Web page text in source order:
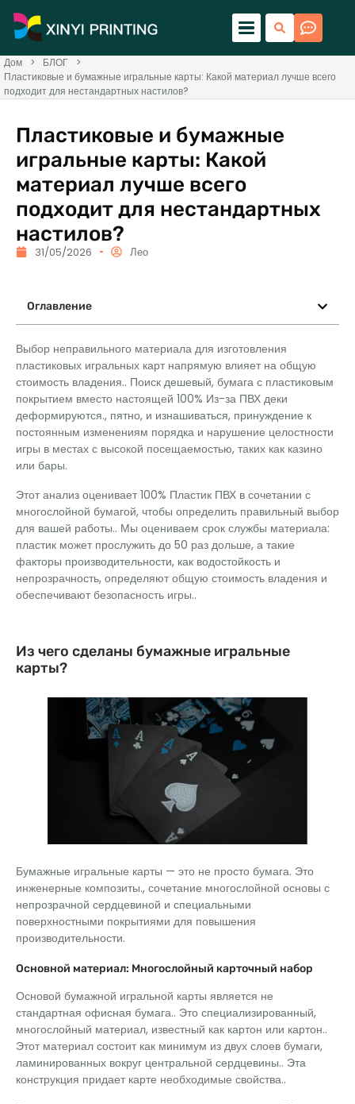
Дом > БЛОГ
>
Пластиковые и бумажные игральные карты: Какой материал лучше всего
подходит для нестандартных настилов?
Пластиковые и бумажные
игральные карты: Какой
материал лучше всего
подходит для нестандартных
настилов?
31/05/2026 Лео
Оглавление
Выбор неправильного материала для изготовления
пластиковых игральных карт напрямую влияет на общую
стоимость владения.. Поиск дешевый, бумага с пластиковым
покрытием вместо настоящей 100% Из-за ПВХ деки
деформируются., пятно, и изнашиваться, принуждение к
постоянным изменениям порядка и нарушение целостности
игры в местах с высокой посещаемостью, таких как казино
или бары.
Этот анализ оценивает 100% Пластик ПВХ в сочетании с
многослойной бумагой, чтобы определить правильный выбор
для вашей работы.. Мы оцениваем срок службы материала:
пластик может прослужить до 50 раз дольше, а такие
факторы производительности, как водостойкость и
непрозрачность, определяют общую стоимость владения и
обеспечивают безопасность игры..
Из чего сделаны бумажные игральные
карты?
Бумажные игральные карты — это не просто бумага. Это
инженерные композиты., сочетание многослойной основы с
непрозрачной сердцевиной и специальными
поверхностными покрытиями для повышения
производительности.
Основной материал: Многослойный карточный набор
Основой бумажной игральной карты является не
стандартная офисная бумага.. Это специализированный,
многослойный материал, известный как картон или картон..
Этот материал состоит как минимум из двух слоев бумаги,
ламинированных вокруг центральной сердцевины.. Эта
конструкция придает карте необходимые свойства..